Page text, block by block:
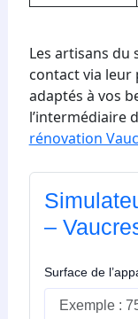
Les artisans du
contact via leur
adaptés à vos
l’intermédiaire
rénovation
–
Surface de